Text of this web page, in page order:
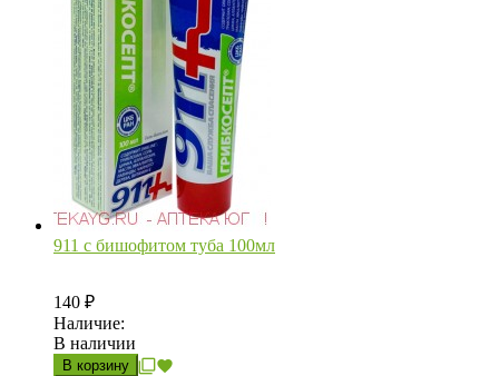
911 с бишофитом туба 100мл
140 ₽
Наличие:
В наличии
В корзину